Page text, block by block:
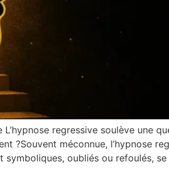
regressive soulève une
?Souvent méconnue, l’hypnose
symboliques, oubliés ou refoulés,